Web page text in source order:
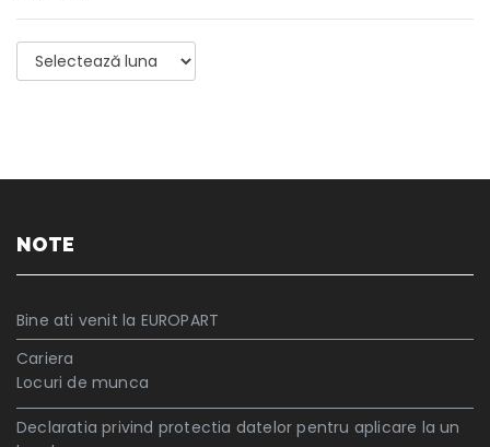
Archiva
NOTE
Bine ati venit la EUROPART
Cariera
Locuri de munca
Declaratia privind protectia datelor pentru aplicare la un